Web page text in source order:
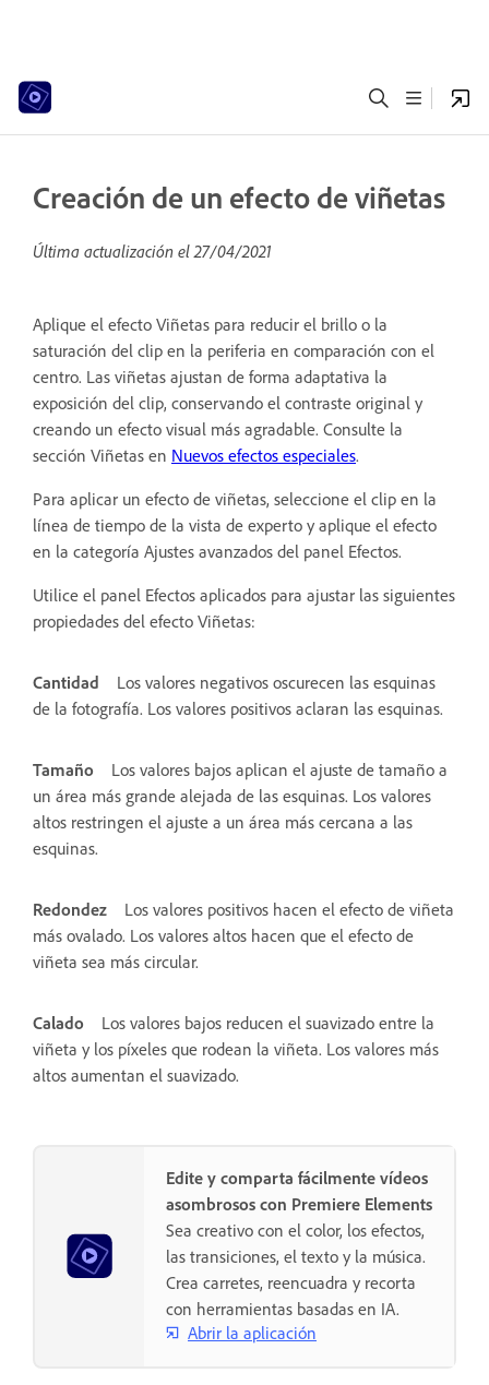
Creación de un efecto de viñetas
Última actualización el27/04/2021
Aplique el efecto Viñetas para reducir el brillo o la
saturación del clip en la periferia en comparación con el
centro. Las viñetas ajustan de forma adaptativa la
exposición del clip, conservando el contraste original y
creando un efecto visual más agradable. Consulte la
sección Viñetas en Nuevos efectos especiales.
Para aplicar un efecto de viñetas, seleccione el clip en la
línea de tiempo de la vista de experto y aplique el efecto
en la categoría Ajustes avanzados del panel Efectos.
Utilice el panel Efectos aplicados para ajustar las siguientes
propiedades del efecto Viñetas:
Cantidad
Los valores negativos oscurecen las esquinas
de la fotografía. Los valores positivos aclaran las esquinas.
Tamaño
Los valores bajos aplican el ajuste de tamaño a
un área más grande alejada de las esquinas. Los valores
altos restringen el ajuste a un área más cercana a las
esquinas.
Redondez
Los valores positivos hacen el efecto de viñeta
más ovalado. Los valores altos hacen que el efecto de
viñeta sea más circular.
Calado
Los valores bajos reducen el suavizado entre la
viñeta y los píxeles que rodean la viñeta. Los valores más
altos aumentan el suavizado.
Edite y comparta fácilmente vídeos
asombrosos con Premiere Elements
Sea creativo con el color, los efectos,
las transiciones, el texto y la música.
Crea carretes, reencuadra y recorta
con herramientas basadas en IA.
Abrir la aplicación